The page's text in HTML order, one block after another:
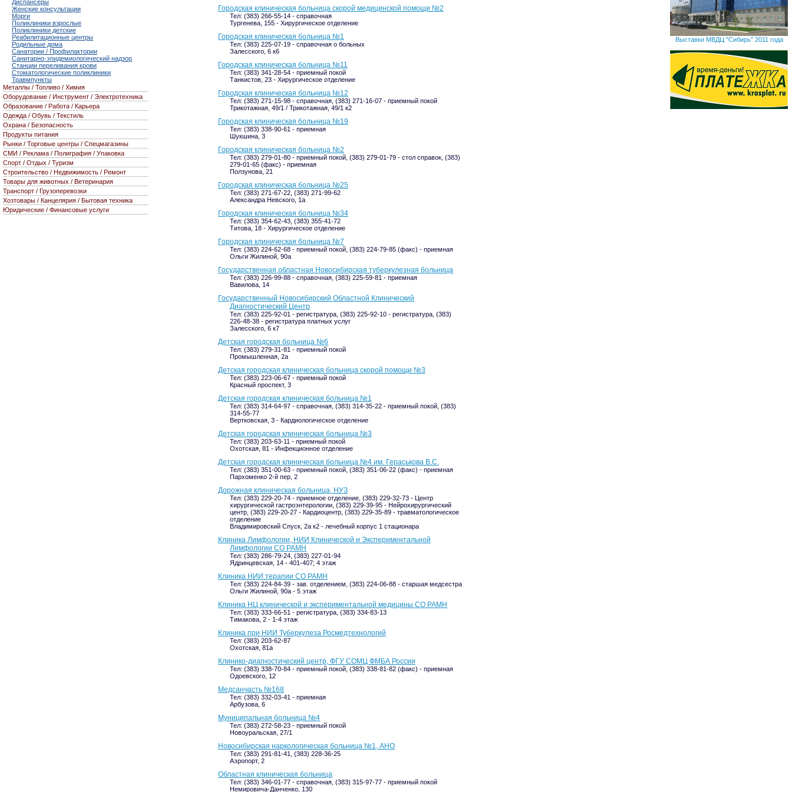
Городская клиническая больница скорой медицинской помощи №2
Тел: (383) 266-55-14 - справочная
Тургенева, 155 - Хирургическое отделение
Городская клиническая больница №1
Тел: (383) 225-07-19 - справочная о больных
Залесского, 6 к6
Городская клиническая больница №11
Тел: (383) 341-28-54 - приемный покой
Танкистов, 23 - Хирургическое отделение
Городская клиническая больница №12
Тел: (383) 271-15-98 - справочная, (383) 271-16-07 - приемный покой
Трикотажная, 49/1 / Трикотажная, 49/1 к2
Городская клиническая больница №19
Тел: (383) 338-90-61 - приемная
Шукшина, 3
Городская клиническая больница №2
Тел: (383) 279-01-80 - приемный покой, (383) 279-01-79 - стол справок, (383)
279-01-65 (факс) - приемная
Ползунова, 21
Городская клиническая больница №25
Тел: (383) 271-67-22, (383) 271-99-62
Александра Невского, 1а
Городская клиническая больница №34
Тел: (383) 354-62-43, (383) 355-41-72
Титова, 18 - Хирургическое отделение
Городская клиническая больница №7
Тел: (383) 224-62-68 - приемный покой, (383) 224-79-85 (факс) - приемная
Ольги Жилиной, 90а
Государственная областная Новосибирская туберкулезная больница
Тел: (383) 226-99-88 - справочная, (383) 225-59-81 - приемная
Вавилова, 14
Государственный Новосибирский Областной Клинический
Диагностический Центр
Тел: (383) 225-92-01 - регистратура, (383) 225-92-10 - регистратура, (383)
226-48-38 - регистратура платных услуг
Залесского, 6 к7
Детская городская больница №6
Тел: (383) 279-31-81 - приемный покой
Промышленная, 2а
Детская городская клиническая больница скорой помощи №3
Тел: (383) 223-06-67 - приемный покой
Красный проспект, 3
Детская городская клиническая больница №1
Тел: (383) 314-64-97 - справочная, (383) 314-35-22 - приемный покой, (383)
314-55-77
Вертковская, 3 - Кардиологическое отделение
Детская городская клиническая больница №3
Тел: (383) 203-63-11 - приемный покой
Охотская, 81 - Инфекционное отделение
Детская городская клиническая больница №4 им. Гераськова В.С.
Тел: (383) 351-00-63 - приемный покой, (383) 351-06-22 (факс) - приемная
Пархоменко 2-й пер, 2
Дорожная клиническая больница, НУЗ
Тел: (383) 229-20-74 - приемное отделение, (383) 229-32-73 - Центр
хирургической гастроэнтерологии, (383) 229-39-95 - Нейрохирургический
центр, (383) 229-20-27 - Кардиоцентр, (383) 229-35-89 - травматологическое
отделение
Владимировский Спуск, 2а к2 - лечебный корпус 1 стационара
Клиника Лимфологии, НИИ Клинической и Экспериментальной
Лимфологии СО РАМН
Тел: (383) 286-79-24, (383) 227-01-94
Ядринцевская, 14 - 401-407; 4 этаж
Клиника НИИ терапии СО РАМН
Тел: (383) 224-84-39 - зав. отделением, (383) 224-06-88 - старшая медсестра
Ольги Жилиной, 90а - 5 этаж
Клиника НЦ клинической и экспериментальной медицины СО РАМН
Тел: (383) 333-66-51 - регистратура, (383) 334-83-13
Тимакова, 2 - 1-4 этаж
Клиника при НИИ Туберкулеза Росмедтехнологий
Тел: (383) 203-62-87
Охотская, 81а
Клинико-диагностический центр, ФГУ СОМЦ ФМБА России
Тел: (383) 338-70-84 - приемный покой, (383) 338-81-82 (факс) - приемная
Одоевского, 12
Медсанчасть №168
Тел: (383) 332-03-41 - приемная
Арбузова, 6
Муниципальная больница №4
Тел: (383) 272-58-23 - приемный покой
Новоуральская, 27/1
Новосибирская наркологическая больница №1, АНО
Тел: (383) 291-81-41, (383) 228-36-25
Аэропорт, 2
Областная клиническая больница
Тел: (383) 346-01-77 - справочная, (383) 315-97-77 - приемный покой
Немировича-Данченко, 130
Диспансеры
Женские консультации
Морги
Поликлиники взрослые
Поликлиники детские
Реабилитационные центры
Родильные дома
Санатории / Профилактории
Санитарно-эпидемиологический надзор
Станции переливания крови
Стоматологические поликлиники
Травмпункты
Металлы / Топливо / Химия
Оборудование / Инструмент / Электротехника
Образование / Работа / Карьера
Одежда / Обувь / Текстиль
Охрана / Безопасность
Продукты питания
Рынки / Торговые центры / Спецмагазины
СМИ / Реклама / Полиграфия / Упаковка
Спорт / Отдых / Туризм
Строительство / Недвижимость / Ремонт
Товары для животных / Ветеринария
Транспорт / Грузоперевозки
Хозтовары / Канцелярия / Бытовая техника
Юридические / Финансовые услуги
Выставки МВДЦ "Сибирь" 2011 года